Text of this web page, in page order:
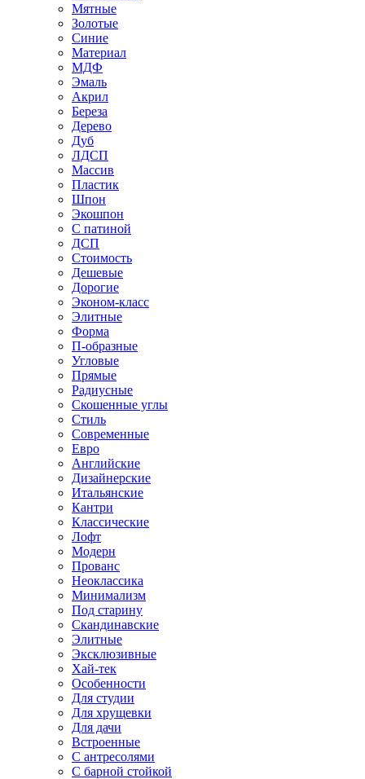
Мятные
Золотые
Синие
Материал
МДФ
Эмаль
Акрил
Береза
Дерево
Дуб
ЛДСП
Массив
Пластик
Шпон
Экошпон
С патиной
ДСП
Стоимость
Дешевые
Дорогие
Эконом-класс
Элитные
Форма
П-образные
Угловые
Прямые
Радиусные
Скошенные углы
Стиль
Современные
Евро
Английские
Дизайнерские
Итальянские
Кантри
Классические
Лофт
Модерн
Прованс
Неоклассика
Минимализм
Под старину
Скандинавские
Элитные
Эксклюзивные
Хай-тек
Особенности
Для студии
Для хрущевки
Для дачи
Встроенные
С антресолями
С барной стойкой